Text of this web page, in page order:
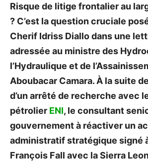
Risque de litige frontalier au
? C’est la question cruciale
Cherif Idriss Diallo dans une
adressée au ministre des
l’Hydraulique et de
Aboubacar Camara. À la suite
d’un arrêté de recherche avec
pétrolier ENI, le consultant
gouvernement à réactiver un
administratif stratégique signé
François Fall avec la Sierra